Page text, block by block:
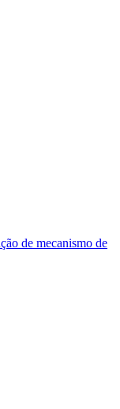
de mecanismo de